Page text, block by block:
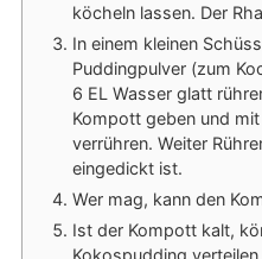
köcheln lassen. Der
In einem kleinen
Puddingpulver (zum
6 EL Wasser glatt
Kompott geben und
verrühren. Weiter
eingedickt ist.
Wer mag, kann den
Ist der Kompott kalt,
Kokospudding